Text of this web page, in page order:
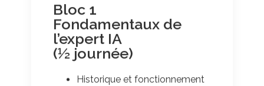
Bloc 1
Fondamentaux de
l’expert IA
(½ journée)
Historique et fonctionnement